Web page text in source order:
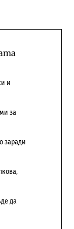
и
за
заради
да